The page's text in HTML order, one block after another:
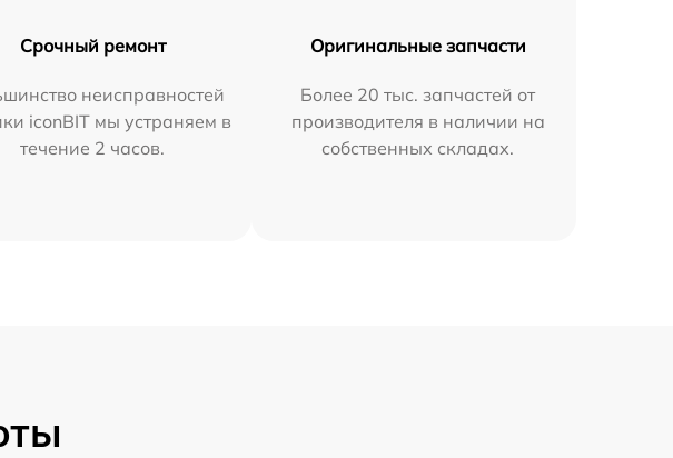
Срочный ремонт
неисправностей
iconBIT мы устраняем в
течение 2 часов.
Оригинальные запчасти
Более 20 тыс. запчастей от
производителя в наличии на
собственных складах.